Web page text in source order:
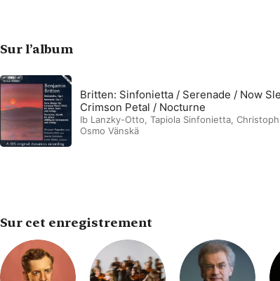
Sur l’album
Britten: Sinfonietta / Serenade / Now
Crimson Petal / Nocturne
Ib Lanzky-Otto, Tapiola Sinfonietta,
Osmo Vänskä
Sur cet enregistrement